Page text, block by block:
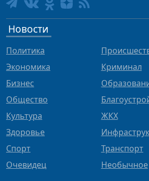
Новости
Политика
Экономика
Бизнес
Общество
Культура
Здоровье
Спорт
Очевидец
Криминал
ЖКХ
Транспорт
Необычное